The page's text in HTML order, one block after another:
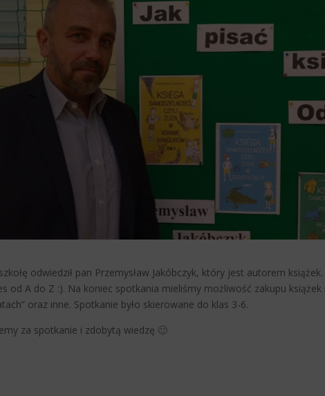
odwiedził pan Przemysław Jakóbczyk, który jest autorem
od A do Z :). Na koniec spotkania mieliśmy możliwość zakupu książek
oraz inne. Spotkanie było skierowane do klas 3-6.
za spotkanie i zdobytą wiedzę 🙂